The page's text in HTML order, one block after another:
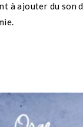
à ajouter du